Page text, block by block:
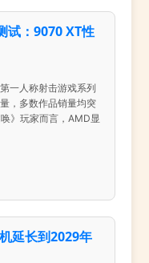
试：9070 XT性
一人称射击游戏系列
，多数作品销量均突
》玩家而言，AMD显
延长到2029年